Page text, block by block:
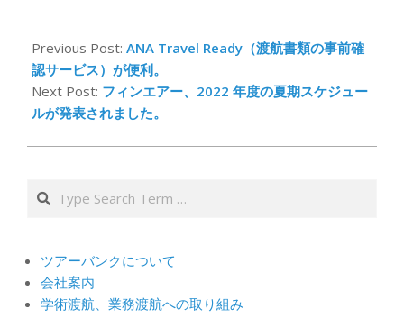
02-
16
Previous Post: ANA Travel Ready（渡航書類の事前確
認サービス）が便利。
Next Post: フィンエアー、2022 年度の夏期スケジュー
ルが発表されました。
Search
ツアーバンクについて
会社案内
学術渡航、業務渡航への取り組み